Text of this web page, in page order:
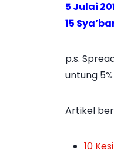
5 Julai
15
p.s.
untung
Artikel
10